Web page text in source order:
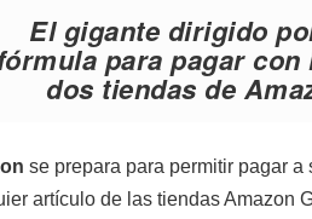
El gigante dirigido
para pagar con
dos tiendas de
se prepara para permitir pagar
artículo de las tiendas Amazon